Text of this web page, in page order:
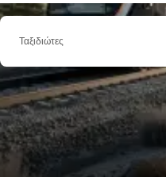
Ταξιδιώτες